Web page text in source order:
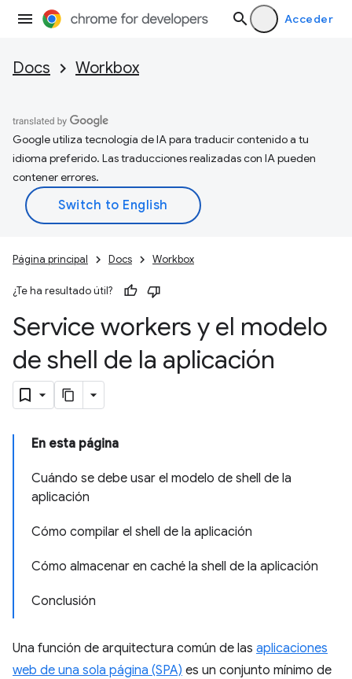
Acceder
Docs Workbox
Google utiliza tecnología de IA para traducir contenido a tu
idioma preferido. Las traducciones realizadas con IA pueden
contener errores.
Página principal Docs Workbox
¿Te ha resultado útil?
Service workers y el modelo
de shell de la aplicación
En esta página
Cuándo se debe usar el modelo de shell de la
aplicación
Cómo compilar el shell de la aplicación
Cómo almacenar en caché la shell de la aplicación
Conclusión
Una función de arquitectura común de las aplicaciones
web de una sola página (SPA) es un conjunto mínimo de